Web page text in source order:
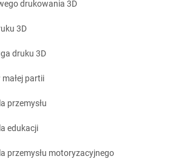
drukowania 3D
3D
druku 3D
małej partii
przemysłu
edukacji
przemysłu motoryzacyjnego